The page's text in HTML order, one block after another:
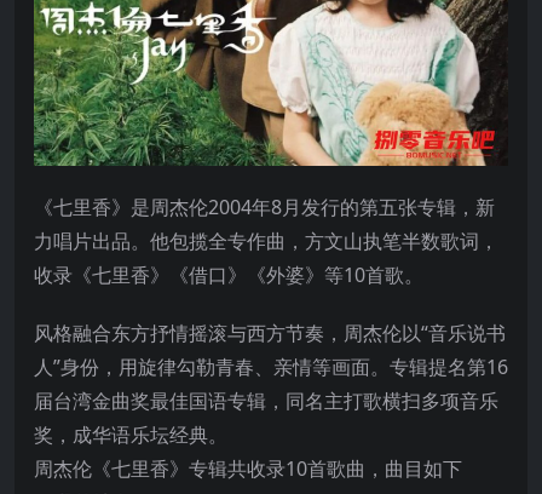
《七里香》是周杰伦2004年8月发行的第五张专辑，新
力唱片出品。他包揽全专作曲，方文山执笔半数歌词，
收录《七里香》《借口》《外婆》等10首歌。
风格融合东方抒情摇滚与西方节奏，周杰伦以“音乐说书
人”身份，用旋律勾勒青春、亲情等画面。专辑提名第16
届台湾金曲奖最佳国语专辑，同名主打歌横扫多项音乐
奖，成华语乐坛经典。
周杰伦《七里香》专辑共收录10首歌曲，曲目如下